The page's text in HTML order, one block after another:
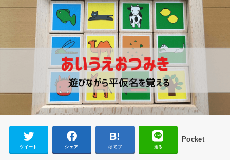
ツイート シェア はてブ 送る
Pocket